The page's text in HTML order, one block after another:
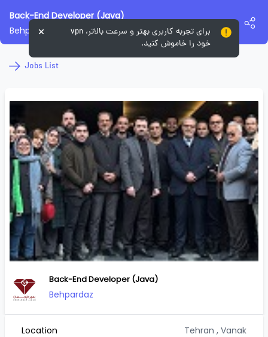
Back-End Developer (Java)
Behpardaz
Jobs List
Back-End Developer (Java)
Behpardaz
Location Tehran , Vanak
برای تجربه کاربری بهتر و سرعت بالاتر، vpn
خود را خاموش کنید.